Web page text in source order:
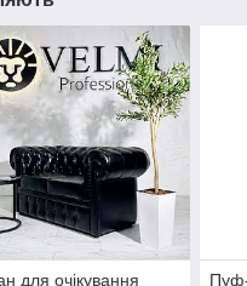
для очікування